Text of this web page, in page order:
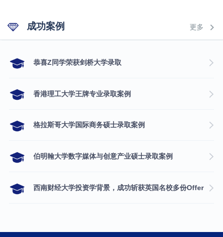
成功案例 更多
​恭喜Z同学荣获剑桥大学录取
香港理工大学王牌专业录取案例
格拉斯哥大学国际商务硕士录取案例
伯明翰大学数字媒体与创意产业硕士录取案例
西南财经大学投资学背景，成功斩获英国名校多份Offer